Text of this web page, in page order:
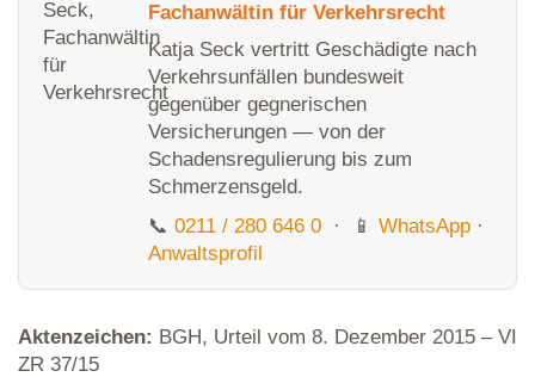
Fachanwältin für Verkehrsrecht
Katja Seck vertritt Geschädigte nach
Verkehrsunfällen bundesweit
gegenüber gegnerischen
Versicherungen — von der
Schadensregulierung bis zum
Schmerzensgeld.
📞 0211 / 280 646 0 · 📱 WhatsApp ·
Anwaltsprofil
Aktenzeichen: BGH, Urteil vom 8. Dezember 2015 – VI
ZR 37/15